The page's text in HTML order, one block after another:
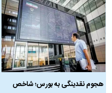
هجوم نقدینگی به بورس؛ شاخص